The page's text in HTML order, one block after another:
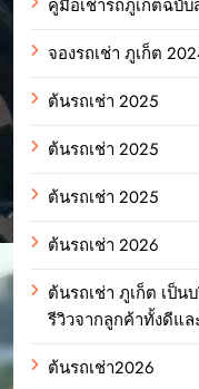
คู่มือเช่ารถภูเก็ตฉบั
จองรถเช่า ภูเก็ต
ต้นรถเช่า 2025
ต้นรถเช่า 2025
ต้นรถเช่า 2025
ต้นรถเช่า 2026
ต้นรถเช่า ภูเก็ต เป็
รีวิวจากลูกค้าทั้งดีแ
ต้นรถเช่า2026